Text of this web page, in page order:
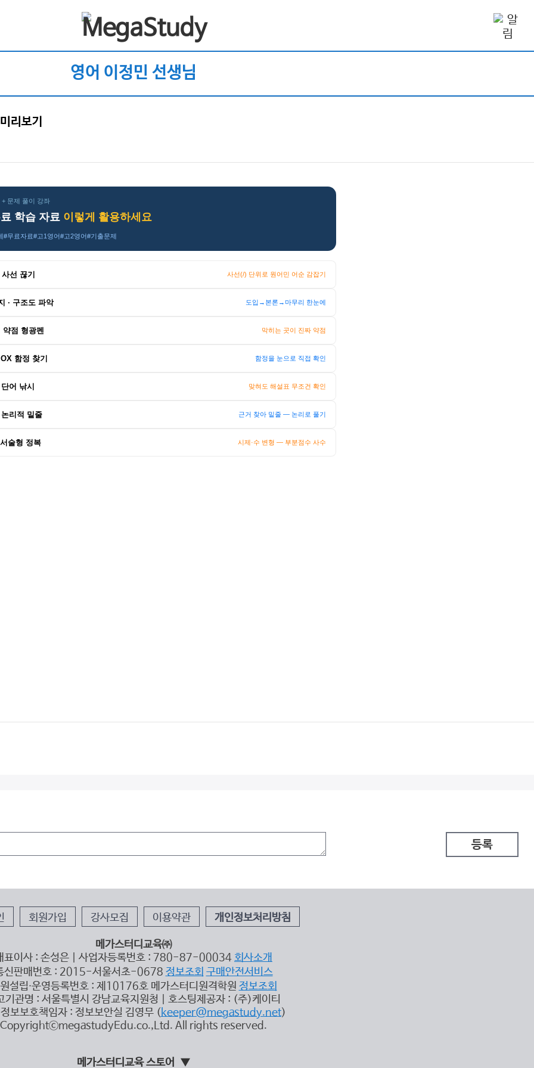
영어 이정민 선생님
리보기
문제 풀이 강좌
학습 자료 이렇게 활용하세요
#무료자료#고1영어#고2영어#기출문제
사선 끊기 사선(/) 단위로 원어민 어순 감잡기
· 구조도 파악 도입→본론→마무리 한눈에
약점 형광펜 막히는 곳이 진짜 약점
함정 찾기 함정을 눈으로 직접 확인
어 낚시 맞혀도 해설표 무조건 확인
리적 밑줄 근거 찾아 밑줄 — 논리로 풀기
술형 정복 시제·수 변형 — 부분점수 사수
등록
회원가입 강사모집 이용약관 개인정보처리방침
메가스터디교육㈜
표이사 : 손성은 | 사업자등록번호 : 780-87-00034 회사소개
신판매번호 : 2015-서울서초-0678 정보조회 구매안전서비스
설립∙운영등록번호 : 제10176호 메가스터디원격학원 정보조회
기관명 : 서울특별시 강남교육지원청 | 호스팅제공자 : (주)케이티
보보호책임자 : 정보보안실 김영무 ( keeper@megastudy.net)
CopyrightⓒmegastudyEdu.co.,Ltd. All rights reserved.
메가스터디교육 스토어